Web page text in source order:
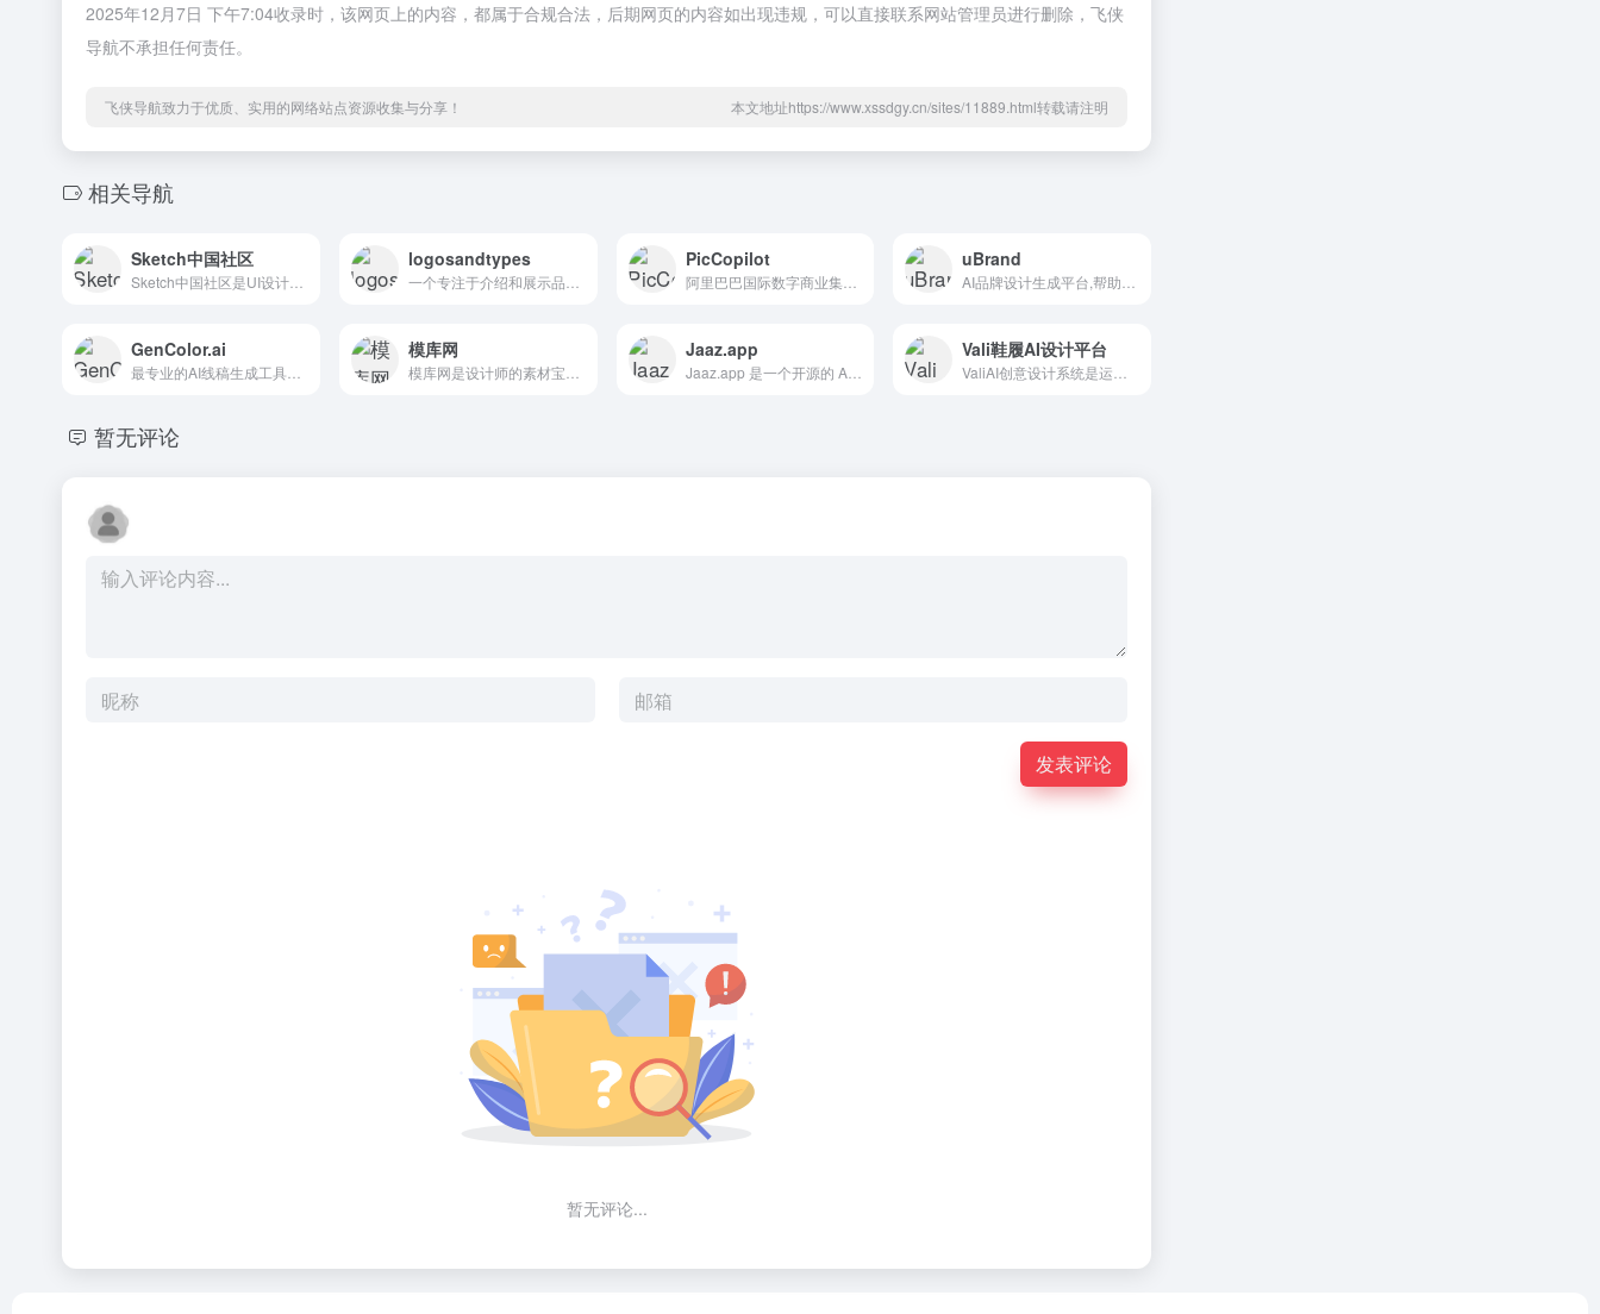
2025年12月7日 下午7:04收录时，该网页上的内容，都属于合规合法，后期网页的内容如出现违规，可以直接联系网站管理员进行删除，飞侠
导航不承担任何责任。
飞侠导航致力于优质、实用的网络站点资源收集与分享！ 本文地址https://www.xssdgy.cn/sites/11889.html转载请注明
相关导航
Sketch中国社区 logosandtypes PicCopilot uBrand
GenColor.ai 模库网 Jaaz.app
Jaaz.app 是一个开源的 AI 设计工具，世界上首个开源多模态创意代理，这是一款注重隐私、本地使用和易用性的创意工具， Lovart、Manus 和 Figma 的结合产品。
Vali鞋履AI设计平台
暂无评论
发表评论
暂无评论...